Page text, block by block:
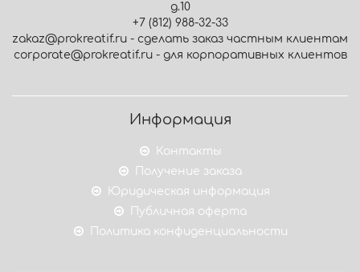
д.10
+7 (812) 988-32-33
zakaz@prokreatif.ru - сделать заказ частным клиентам
corporate@prokreatif.ru - для корпоративных клиентов
Информация
Контакты
Получение заказа
Юридическая информация
Публичная оферта
Политика конфиденциальности